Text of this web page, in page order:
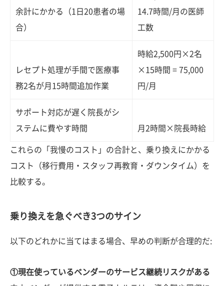
余計にかかる（1日20患者の場
合）
14.7時間/月の医師
工数
レセプト処理が手間で医療事
務2名が月15時間追加作業
時給2,500円×2名
×15時間 = 75,000
円/月
サポート対応が遅く院長がシ
ステムに費やす時間
月2時間×院長時給
これらの「我慢のコスト」の合計と、乗り換えにかかる
コスト（移行費用・スタッフ再教育・ダウンタイム）を
比較する。
乗り換えを急ぐべき3つのサイン
以下のどれかに当てはまる場合、早めの判断が合理的だ:
①現在使っているベンダーのサービス継続リスクがある